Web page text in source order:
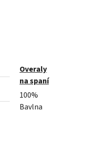
Overaly
na spaní
100%
Bavlna